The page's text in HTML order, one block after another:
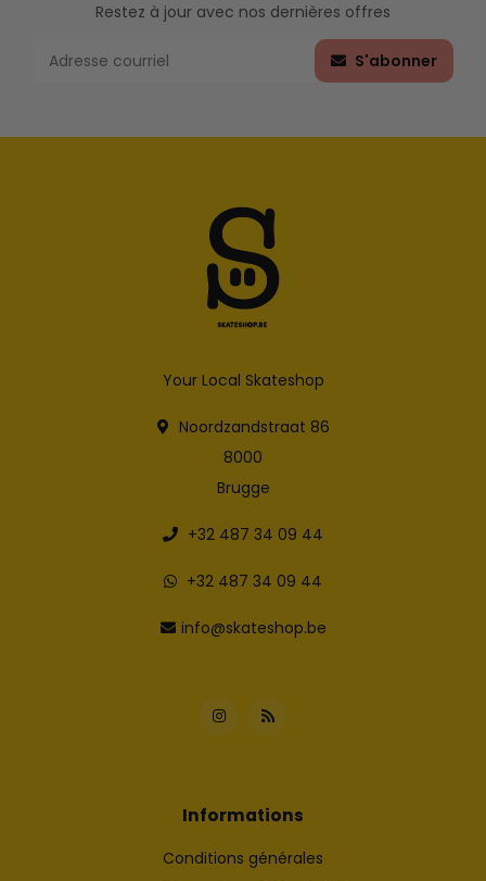
Restez à jour avec nos dernières offres
S'abonner
Your Local Skateshop
Noordzandstraat 86
8000
Brugge
+32 487 34 09 44
+32 487 34 09 44
info@skateshop.be
Informations
Conditions générales